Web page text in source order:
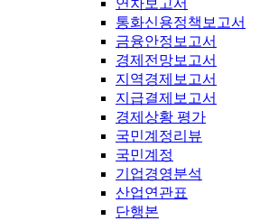
연차보고서
통화신용정책보고서
금융안정보고서
경제전망보고서
지역경제보고서
지급결제보고서
경제상황 평가
국민계정리뷰
국민계정
기업경영분석
산업연관표
단행본